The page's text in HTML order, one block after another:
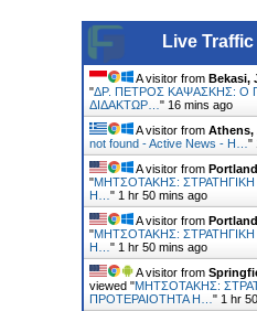
Live Traffic
A visitor from Bekasi,
"ΔΡ. ΠΕΤΡΟΣ ΚΑΨΑΣΚΗΣ: Ο
ΔΙΔΑΚΤΩΡ… " 16 mins ago
A visitor from Athens,
not found - Active News - Η… "
A visitor from
"ΜΗΤΣΟΤΑΚΗΣ:
Η… " 1 hr 50 mins ago
A visitor from
"ΜΗΤΣΟΤΑΚΗΣ:
Η… " 1 hr 50 mins ago
A visitor from
viewed "ΜΗΤΣΟΤΑΚΗΣ:
ΠΡΟΤΕΡΑΙΟΤΗΤΑ Η… " 1 hr